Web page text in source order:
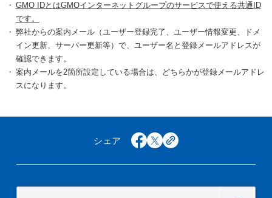
GMO IDとはGMOインターネットグループのサービスで使える共通ID
です。
弊社からの案内メール（ユーザー登録完了、ユーザー情報変更、ドメ
イン更新、サーバー更新等）で、ユーザー名と登録メールアドレスが
確認できます。
案内メールを2箇所設定している場合は、どちらかが登録メールアドレ
スになります。
シェア facebook
x copy